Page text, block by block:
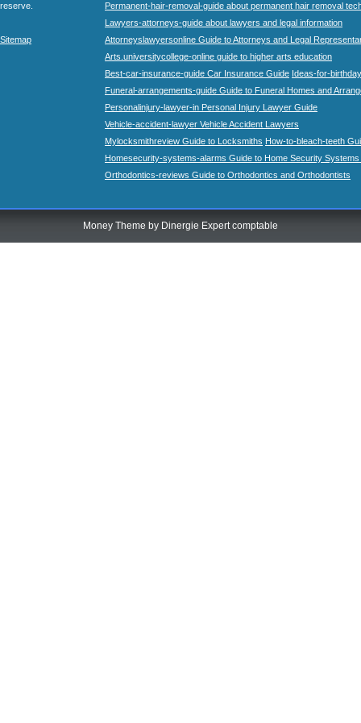
reserve.
Sitemap
Permanent-hair-removal-guide about permanent hair removal
Lawyers-attorneys-guide about lawyers and legal information
Attorneyslawyersonline Guide to Attorneys and Legal
Arts.universitycollege-online guide to higher arts education
Best-car-insurance-guide Car Insurance Guide Ideas-for-
Funeral-arrangements-guide Guide to Funeral Homes and
Personalinjury-lawyer-in Personal Injury Lawyer Guide
Vehicle-accident-lawyer Vehicle Accident Lawyers
Mylocksmithreview Guide to Locksmiths How-to-bleach-teeth
Homesecurity-systems-alarms Guide to Home Security Systems
Orthodontics-reviews Guide to Orthodontics and Orthodontists
Money Theme by Dinergie Expert comptable